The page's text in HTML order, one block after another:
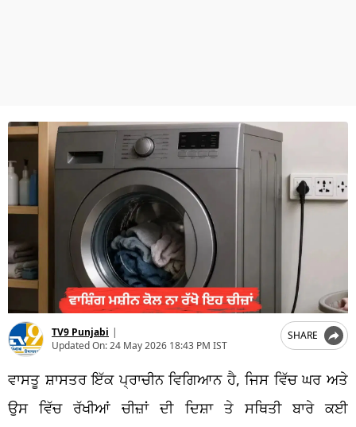
TV9 Punjabi |
Updated On:24 May 2026 18:43 PM IST
SHARE
ਵਾਸਤੂ ਸ਼ਾਸਤਰ ਇੱਕ ਪ੍ਰਾਚੀਨ ਵਿਗਿਆਨ ਹੈ, ਜਿਸ ਵਿੱਚ ਘਰ ਅਤੇ
ਉਸ ਵਿੱਚ ਰੱਖੀਆਂ ਚੀਜ਼ਾਂ ਦੀ ਦਿਸ਼ਾ ਤੇ ਸਥਿਤੀ ਬਾਰੇ ਕਈ